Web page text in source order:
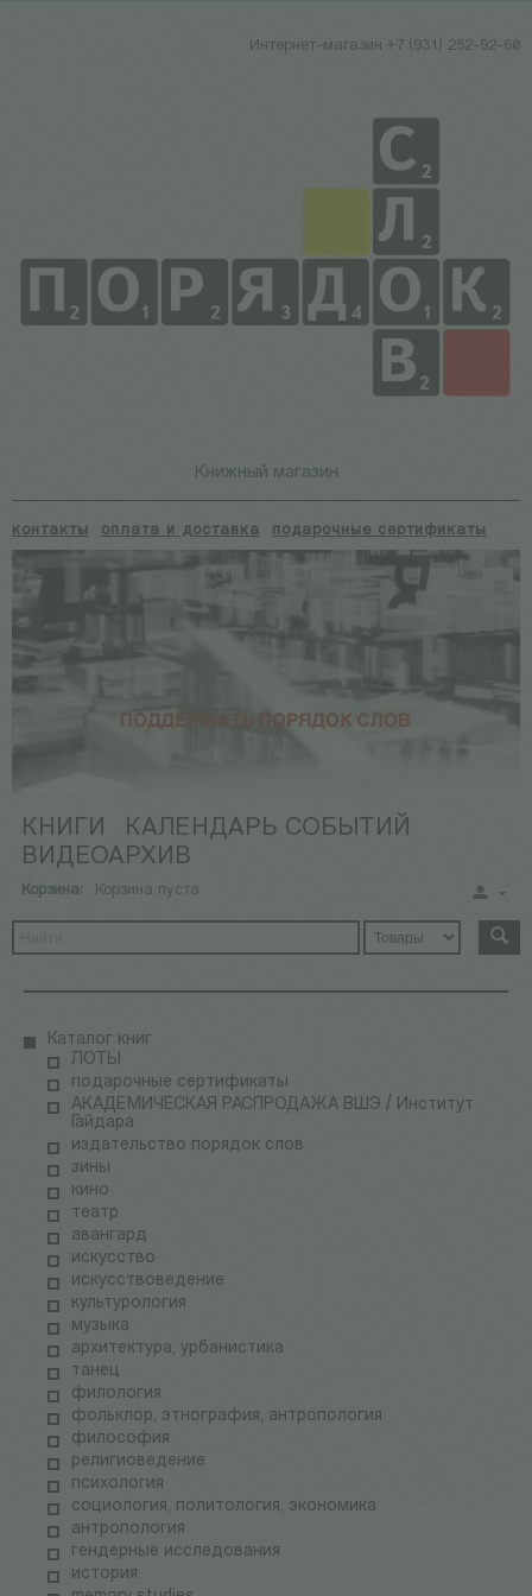
Интернет-магазин +7 (931) 252-92-60
Книжный магазин
контакты оплата и доставка подарочные сертификаты
КНИГИ
КАЛЕНДАРЬ СОБЫТИЙ
ВИДЕОАРХИВ
Корзина: Корзина пуста
Каталог книг
ЛОТЫ
подарочные сертификаты
АКАДЕМИЧЕСКАЯ РАСПРОДАЖА ВШЭ / Институт
Гайдара
издательство порядок слов
зины
кино
театр
авангард
искусство
искусствоведение
культурология
музыка
архитектура, урбанистика
танец
филология
фольклор, этнография, антропология
философия
религиоведение
психология
социология, политология, экономика
антропология
гендерные исследования
история